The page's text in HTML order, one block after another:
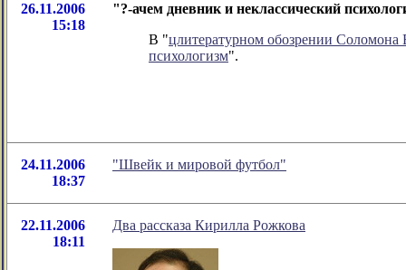
26.11.2006
15:18
"?-ачем дневник и неклассический
В "цлитературном обозрении
психологизм".
24.11.2006
18:37
"Швейк и мировой футбол"
22.11.2006
18:11
Два рассказа Кирилла Рожкова